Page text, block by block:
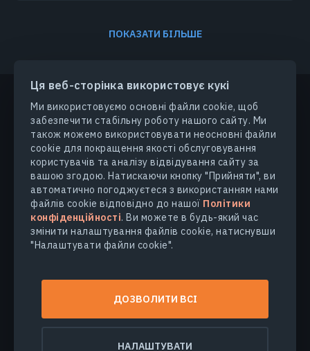
Ця веб-сторінка використовує кукі
Ми використовуємо основні файли cookie, щоб
забезпечити стабільну роботу нашого сайту. Ми
також можемо використовувати неосновні файли
cookie для покращення якості обслуговування
користувачів та аналізу відвідування сайту за
вашою згодою. Натискаючи кнопку "Прийняти", ви
автоматично погоджуєтеся з використанням нами
файлів cookie відповідно до нашої Політики
конфіденційності. Ви можете в будь-який час
змінити налаштування файлів cookie, натиснувши
"Налаштувати файли cookie".
ДОЗВОЛИТИ ВСІ
НАЛАШТУВАТИ
ПОКАЗАТИ БІЛЬШЕ
ПРОДУКТИ ТА РІШЕННЯ
ГАЛУЗІ
КОМПАНІЯ
ДІЗНАТИСЯ БІЛЬШЕ
Всі права захищені.